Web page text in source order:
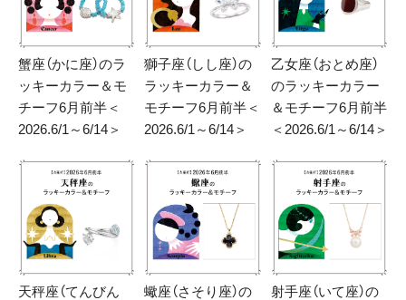
蟹座（かに座）のラ
ッキーカラー＆モ
チーフ6月前半＜
2026.6/1～6/14＞
獅子座（しし座）の
ラッキーカラー＆
モチーフ6月前半＜
2026.6/1～6/14＞
乙女座（おとめ座）
のラッキーカラー
＆モチーフ6月前半
＜2026.6/1～6/14＞
天秤座（てんびん
蠍座（さそり座）の
射手座（いて座）の